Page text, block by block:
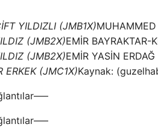
YILDIZLI (JMB1X)
(JMB2X)EMİR BAYRAKTAR-
(JMB2X)EMİR YASİN ERDAĞ
ERKEK (JMC1X)Kaynak: